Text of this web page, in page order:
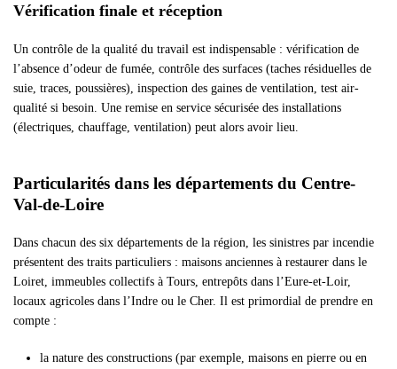
Vérification finale et réception
Un contrôle de la qualité du travail est indispensable : vérification de
l’absence d’odeur de fumée, contrôle des surfaces (taches résiduelles de
suie, traces, poussières), inspection des gaines de ventilation, test air-
qualité si besoin. Une remise en service sécurisée des installations
(électriques, chauffage, ventilation) peut alors avoir lieu.
Particularités dans les départements du Centre-
Val-de-Loire
Dans chacun des six départements de la région, les sinistres par incendie
présentent des traits particuliers : maisons anciennes à restaurer dans le
Loiret, immeubles collectifs à Tours, entrepôts dans l’Eure-et-Loir,
locaux agricoles dans l’Indre ou le Cher. Il est primordial de prendre en
compte :
la nature des constructions (par exemple, maisons en pierre ou en